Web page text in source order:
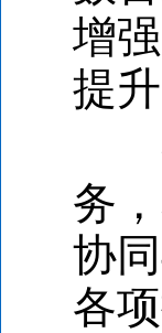
增
提
务
协
各